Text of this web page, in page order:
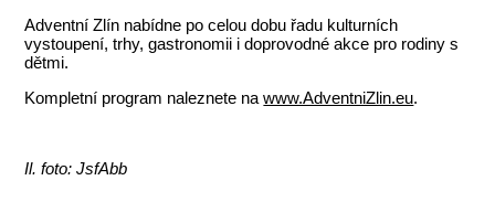
Adventní Zlín nabídne po celou dobu řadu kulturních
vystoupení, trhy, gastronomii i doprovodné akce pro rodiny s
dětmi.
Kompletní program naleznete nawww.AdventniZlin.eu.
Il. foto: JsfAbb